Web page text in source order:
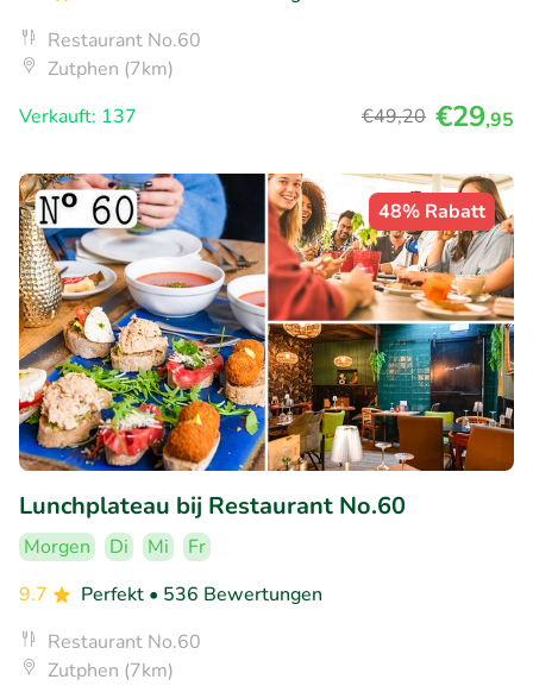
Restaurant No.60
Zutphen (7km)
Verkauft: 137
€49,20 €29,95
48% Rabatt
Lunchplateau bij Restaurant No.60
Morgen Di Mi
Fr
9.7
Perfekt • 536 Bewertungen
Restaurant No.60
Zutphen (7km)